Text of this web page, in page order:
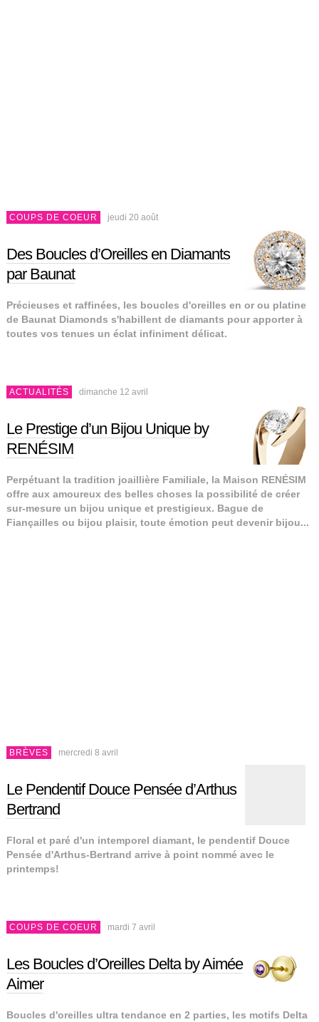
COUPS DE COEUR jeudi 20 août
Des Boucles d’Oreilles en Diamants
par Baunat
Précieuses et raffinées, les boucles d'oreilles en or ou platine
de Baunat Diamonds s'habillent de diamants pour apporter à
toutes vos tenues un éclat infiniment délicat.
ACTUALITÉS dimanche 12 avril
Le Prestige d’un Bijou Unique by
RENÉSIM
Perpétuant la tradition joaillière Familiale, la Maison RENÉSIM
offre aux amoureux des belles choses la possibilité de créer
sur-mesure un bijou unique et prestigieux. Bague de
Fiançailles ou bijou plaisir, toute émotion peut devenir bijou...
BRÈVES mercredi 8 avril
Le Pendentif Douce Pensée d’Arthus
Bertrand
Floral et paré d'un intemporel diamant, le pendentif Douce
Pensée d'Arthus-Bertrand arrive à point nommé avec le
printemps!
COUPS DE COEUR mardi 7 avril
Les Boucles d’Oreilles Delta by Aimée
Aimer
Boucles d'oreilles ultra tendance en 2 parties, les motifs Delta